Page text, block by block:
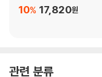
아름답고 슬픈 섬 타이완
17,820원
10%
관련 분류